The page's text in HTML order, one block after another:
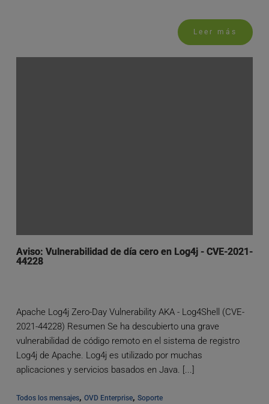
Leer más
Aviso: Vulnerabilidad de día cero en Log4j - CVE-2021-
44228
Apache Log4j Zero-Day Vulnerability AKA - Log4Shell (CVE-
2021-44228) Resumen Se ha descubierto una grave
vulnerabilidad de código remoto en el sistema de registro
Log4j de Apache. Log4j es utilizado por muchas
aplicaciones y servicios basados en Java. [...]
Todos los mensajes, OVD Enterprise, Soporte